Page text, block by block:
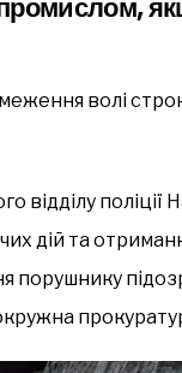
волі
відділу поліції
дій та
порушнику